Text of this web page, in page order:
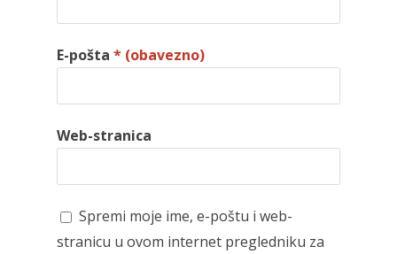
E-pošta * (obavezno)
Web-stranica
Spremi moje ime, e-poštu i web-
stranicu u ovom internet pregledniku za